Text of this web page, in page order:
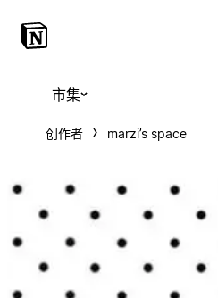
市集
创作者 marzi’s space